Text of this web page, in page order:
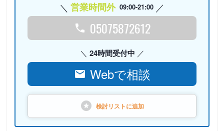
営業時間外 09:00-21:00
05075872612
24時間受付中
Webで相談
検討リストに追加